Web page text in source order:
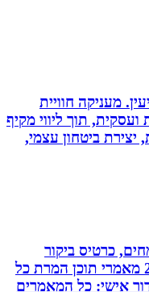
חוויית
תוך ליווי מקיף
ביטחון עצמי,
ביקור
פרסום של עד 24 מאמרי תוכן המרת כל
כל המאמרים